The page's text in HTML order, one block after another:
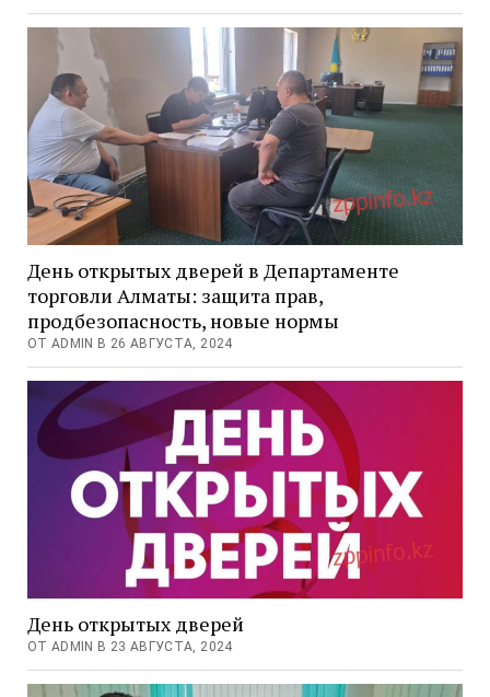
День открытых дверей в Департаменте
торговли Алматы: защита прав,
продбезопасность, новые нормы
ОТ ADMIN В 26 АВГУСТА, 2024
День открытых дверей
ОТ ADMIN В 23 АВГУСТА, 2024